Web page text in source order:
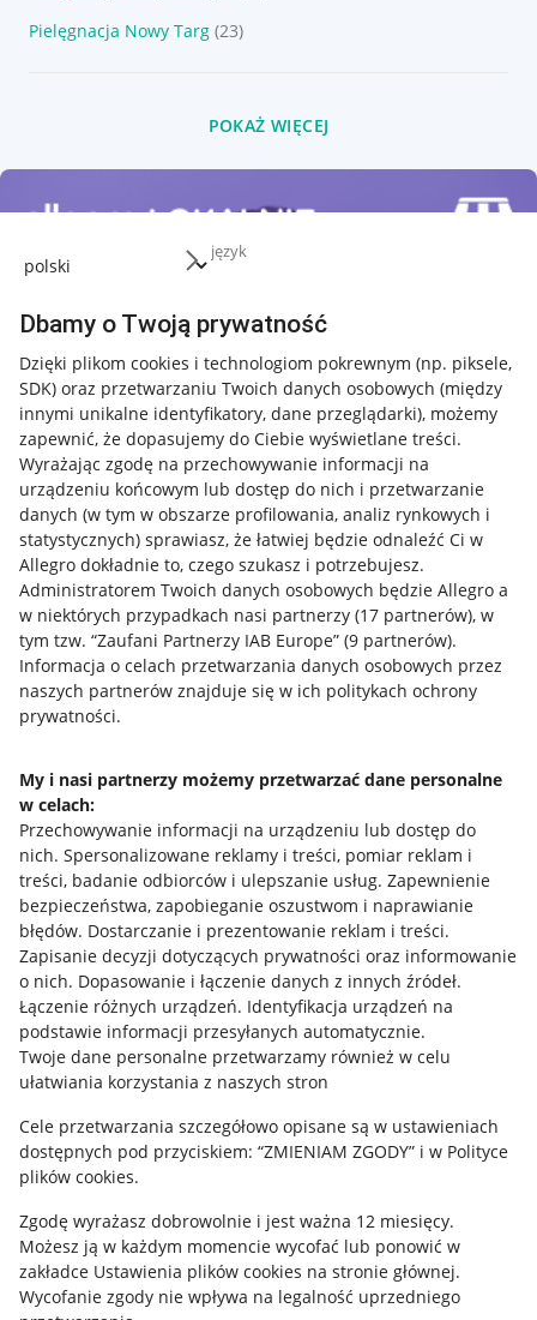
język
Dbamy o Twoją prywatność
Dzięki plikom cookies i technologiom pokrewnym (np. piksele,
SDK) oraz przetwarzaniu Twoich danych osobowych (między
innymi unikalne identyfikatory, dane przeglądarki), możemy
zapewnić, że dopasujemy do Ciebie wyświetlane treści.
Wyrażając zgodę na przechowywanie informacji na
urządzeniu końcowym lub dostęp do nich i przetwarzanie
danych (w tym w obszarze profilowania, analiz rynkowych i
statystycznych) sprawiasz, że łatwiej będzie odnaleźć Ci w
Allegro dokładnie to, czego szukasz i potrzebujesz.
Administratorem Twoich danych osobowych będzie Allegro a
w niektórych przypadkach nasi partnerzy (17 partnerów), w
tym tzw. “Zaufani Partnerzy IAB Europe” (9 partnerów).
Informacja o celach przetwarzania danych osobowych przez
naszych partnerów znajduje się w ich politykach ochrony
prywatności.
My i nasi partnerzy możemy przetwarzać dane personalne
w celach:
Przechowywanie informacji na urządzeniu lub dostęp do
nich. Spersonalizowane reklamy i treści, pomiar reklam i
treści, badanie odbiorców i ulepszanie usług. Zapewnienie
bezpieczeństwa, zapobieganie oszustwom i naprawianie
błędów. Dostarczanie i prezentowanie reklam i treści.
Zapisanie decyzji dotyczących prywatności oraz informowanie
o nich. Dopasowanie i łączenie danych z innych źródeł.
Łączenie różnych urządzeń. Identyfikacja urządzeń na
podstawie informacji przesyłanych automatycznie.
Twoje dane personalne przetwarzamy również w celu
ułatwiania korzystania z naszych stron
Cele przetwarzania szczegółowo opisane są w ustawieniach
dostępnych pod przyciskiem: “ZMIENIAM ZGODY” i w Polityce
plików cookies.
Zgodę wyrażasz dobrowolnie i jest ważna 12 miesięcy.
Możesz ją w każdym momencie wycofać lub ponowić w
zakładce Ustawienia plików cookies na stronie głównej.
Wycofanie zgody nie wpływa na legalność uprzedniego
Pielęgnacja Nowy Targ (23)
POKAŻ WIĘCEJ
Przydatne informacje
Jak to działa
Allegro Gadane dla sprzedających
Allegro Gadane dla kupujących
Mapa miejscowości
Informacje prawne
Regulamin
Polityka plików "cookies"
Ustawienia plików "cookies"
Udostępnianie lokalizacji
Informacje dla Aktu o Usługach Cyfrowych
Pobierz aplikację